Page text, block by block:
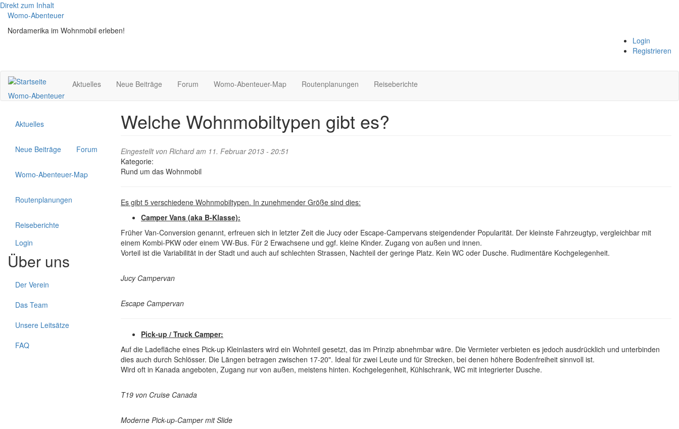
Direkt zum Inhalt
Womo-Abenteuer
Nordamerika im Wohnmobil erleben!
Login
Registrieren
Womo-Abenteuer
Aktuelles Neue Beiträge Forum Womo-Abenteuer-Map Routenplanungen Reiseberichte
Aktuelles
Neue Beiträge Forum
Womo-Abenteuer-Map
Routenplanungen
Reiseberichte
Login
Über uns
Der Verein
Das Team
Unsere Leitsätze
FAQ
Welche Wohnmobiltypen gibt es?
Eingestellt von Richardam 11. Februar 2013 - 20:51
Kategorie:
Rund um das Wohnmobil
Es gibt 5 verschiedene Wohnmobiltypen. In zunehmender Größe sind dies:
Camper Vans (aka B-Klasse):
Früher Van-Conversion genannt, erfreuen sich in letzter Zeit die Jucy oder Escape-Campervans steigendender Popularität. Der kleinste Fahrzeugtyp, vergleichbar mit
einem Kombi-PKW oder einem VW-Bus. Für 2 Erwachsene und ggf. kleine Kinder. Zugang von außen und innen.
Vorteil ist die Variabilität in der Stadt und auch auf schlechten Strassen, Nachteil der geringe Platz. Kein WC oder Dusche. Rudimentäre Kochgelegenheit.
Jucy Campervan
Escape Campervan
Pick-up / Truck Camper:
Auf die Ladefläche eines Pick-up Kleinlasters wird ein Wohnteil gesetzt, das im Prinzip abnehmbar wäre. Die Vermieter verbieten es jedoch ausdrücklich und unterbinden
dies auch durch Schlösser. Die Längen betragen zwischen 17-20". Ideal für zwei Leute und für Strecken, bei denen höhere Bodenfreiheit sinnvoll ist.
Wird oft in Kanada angeboten, Zugang nur von außen, meistens hinten. Kochgelegenheit, Kühlschrank, WC mit integrierter Dusche.
T19 von Cruise Canada
Moderne Pick-up-Camper mit Slide